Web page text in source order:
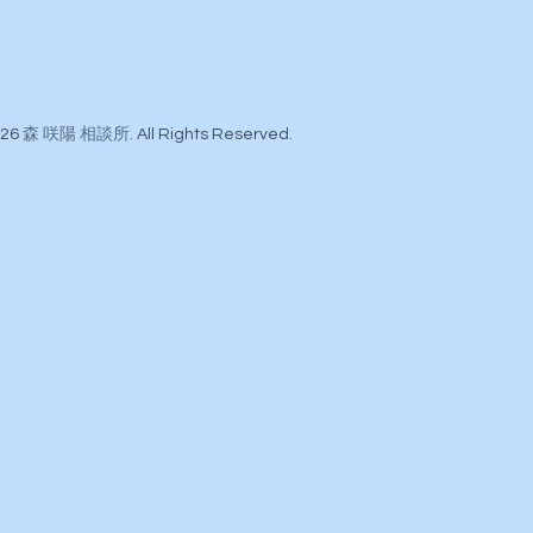
森 咲陽 相談所. All Rights Reserved.